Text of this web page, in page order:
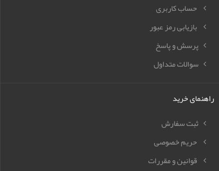
حساب کاربری
بازیابی رمز عبور
پرسش و پاسخ
سوالات متداول
راهنمای خرید
ثبت سفارش
حریم خصوصی
قوانین و مقررات